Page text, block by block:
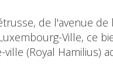
de l'avenue
Ville, ce
(Royal Hamilius)